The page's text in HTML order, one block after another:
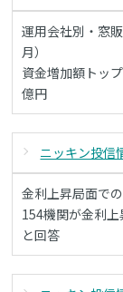
運用会社別・窓
月）
資金増加額トッ
億円
ニッキン投信
金利上昇局面で
154機関が金利上
と回答